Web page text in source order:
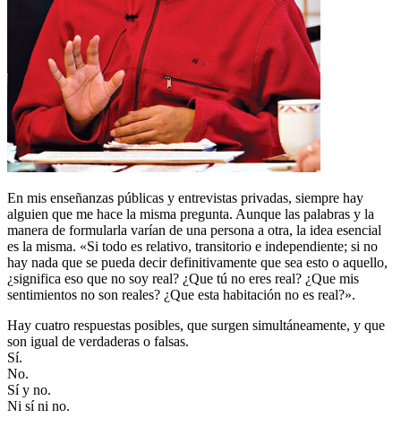
En mis enseñanzas públicas y entrevistas privadas, siempre hay
alguien que me hace la misma pregunta. Aunque las palabras y la
manera de formularla varían de una persona a otra, la idea esencial
es la misma. «Si todo es relativo, transitorio e independiente; si no
hay nada que se pueda decir definitivamente que sea esto o aquello,
¿significa eso que no soy real? ¿Que tú no eres real? ¿Que mis
sentimientos no son reales? ¿Que esta habitación no es real?».
Hay cuatro respuestas posibles, que surgen simultáneamente, y que
son igual de verdaderas o falsas.
Sí.
No.
Sí y no.
Ni sí ni no.